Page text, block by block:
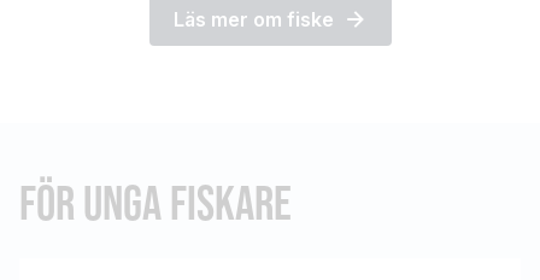
Läs mer om fiske
FÖR UNGA FISKARE